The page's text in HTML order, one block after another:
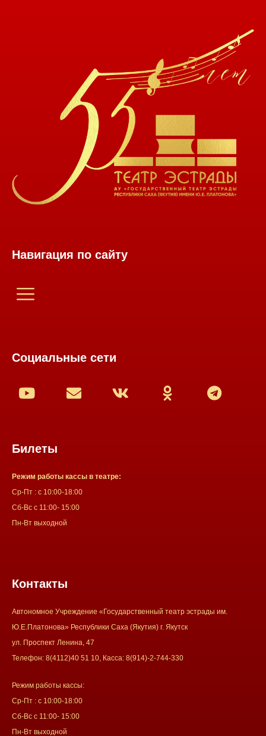
Навигация по сайту
Социальные сети
Билеты
Режим работы кассы в театре:
Ср-Пт : с 10:00-18:00
Сб-Вс с 11:00- 15:00
Пн-Вт выходной
Контакты
Автономное Учреждение «Государственный театр эстрады им.
Ю.Е.Платонова» Республики Саха (Якутия) г. Якутск
ул. Проспект Ленина, 47
Телефон: 8(4112)40 51 10, Касса: 8(914)-2-744-330
Режим работы кассы:
Ср-Пт : с 10:00-18:00
Сб-Вс с 11:00- 15:00
Пн-Вт выходной